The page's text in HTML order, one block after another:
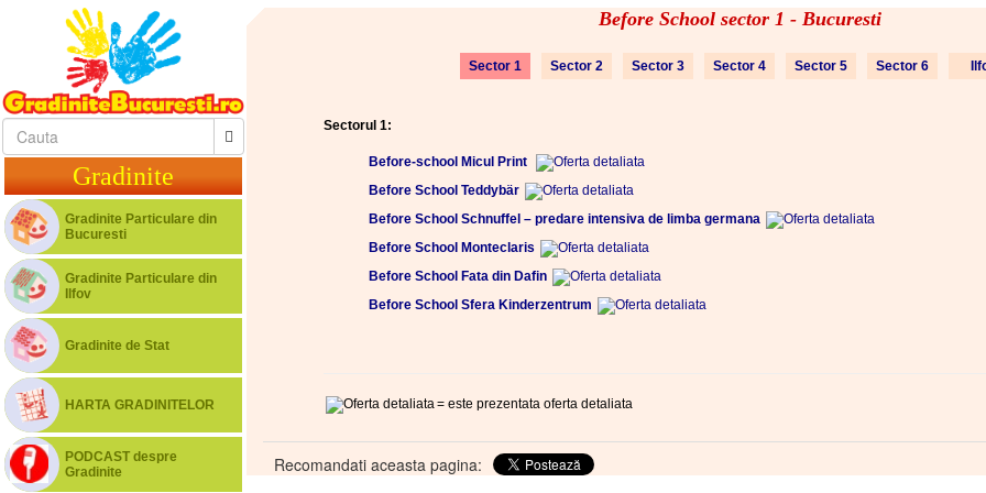
Gradinite
Gradinite Particulare din
Bucuresti
Gradinite Particulare din
Ilfov
Gradinite de Stat
HARTA GRADINITELOR
PODCAST despre
Gradinite
Before School sector 1 - Bucuresti
Sector 1 Sector 2 Sector 3 Sector 4 Sector 5 Sector 6
Sectorul 1:
Before-school Micul Print
Before School Teddybär
Before School Schnuffel – predare intensiva de limba germana
Before School Monteclaris
Before School Fata din Dafin
Before School Sfera Kinderzentrum
= este prezentata oferta detaliata
Recomandati aceasta pagina: